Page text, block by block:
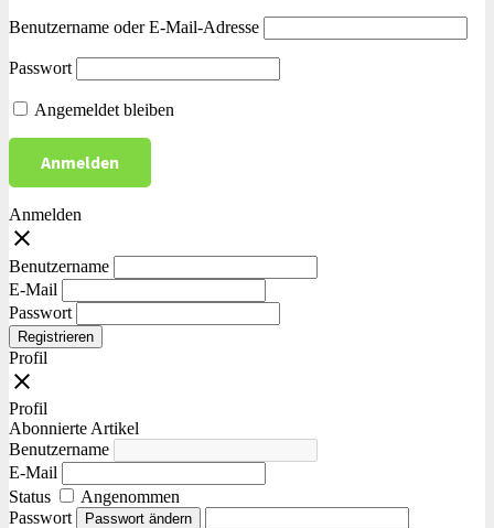
Benutzername oder E-Mail-Adresse
Passwort
Angemeldet bleiben
Anmelden
close
Benutzername
E-Mail
Passwort
Registrieren
Profil
close
Profil
Abonnierte Artikel
Benutzername
E-Mail
Status
Angenommen
Passwort
Passwort ändern